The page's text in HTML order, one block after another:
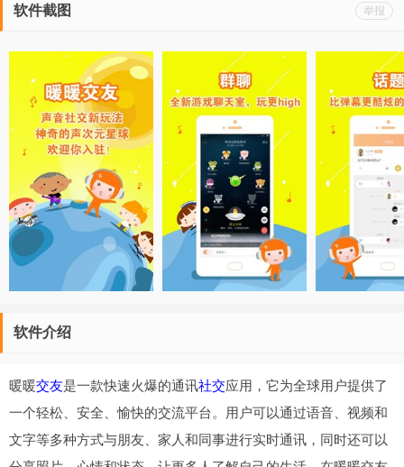
举报
软件截图
软件介绍
暖暖交友是一款快速火爆的通讯社交应用，它为全球用户提供了
一个轻松、安全、愉快的交流平台。用户可以通过语音、视频和
文字等多种方式与朋友、家人和同事进行实时通讯，同时还可以